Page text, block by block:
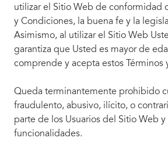
utilizar el Sitio Web de conformidad
y Condiciones, la buena fe y la
Asimismo, al utilizar el Sitio Web
garantiza que Usted es mayor de
comprende y acepta estos Términos
Queda terminantemente prohibido
fraudulento, abusivo, ilícito, o
parte de los Usuarios del Sitio Web y
funcionalidades.